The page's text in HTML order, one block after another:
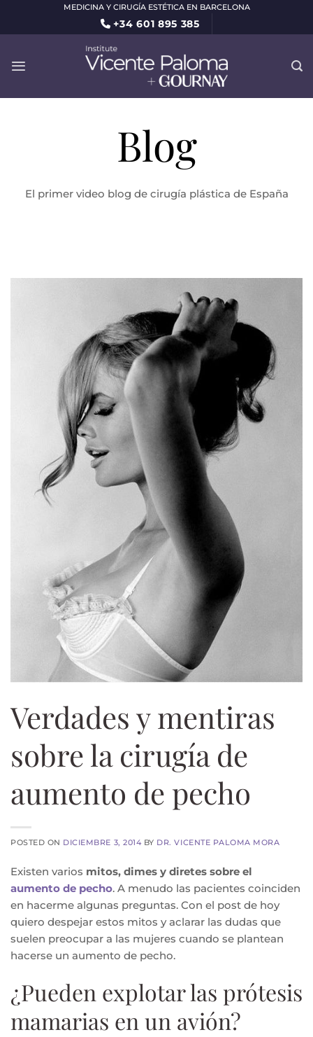
MEDICINA Y CIRUGÍA ESTÉTICA EN BARCELONA
+34 601 895 385
Blog
El primer video blog de cirugía plástica de España
Verdades y mentiras
sobre la cirugía de
aumento de pecho
POSTED ON DICIEMBRE 3, 2014 BY DR. VICENTE PALOMA MORA
Existen varios mitos, dimes y diretes sobre el
aumento de pecho. A menudo las pacientes coinciden
en hacerme algunas preguntas. Con el post de hoy
quiero despejar estos mitos y aclarar las dudas que
suelen preocupar a las mujeres cuando se plantean
hacerse un aumento de pecho.
¿Pueden explotar las prótesis
mamarias en un avión?